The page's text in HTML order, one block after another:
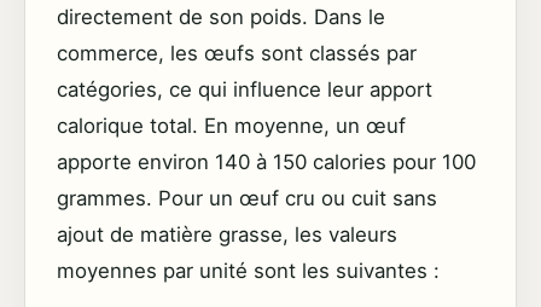
directement de son poids. Dans le
commerce, les œufs sont classés par
catégories, ce qui influence leur apport
calorique total. En moyenne, un œuf
apporte environ 140 à 150 calories pour 100
grammes. Pour un œuf cru ou cuit sans
ajout de matière grasse, les valeurs
moyennes par unité sont les suivantes :